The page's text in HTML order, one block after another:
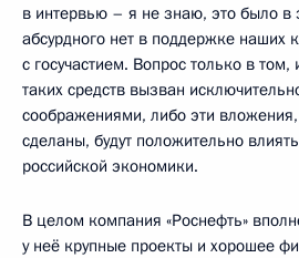
в интервью – я не знаю, это было в
абсурдного нет в поддержке наших
с госучастием. Вопрос только в том,
таких средств вызван
соображениями, либо эти вложения,
сделаны, будут положительно
российской экономики.
В целом компания «Роснефть»
у неё крупные проекты и хорошее